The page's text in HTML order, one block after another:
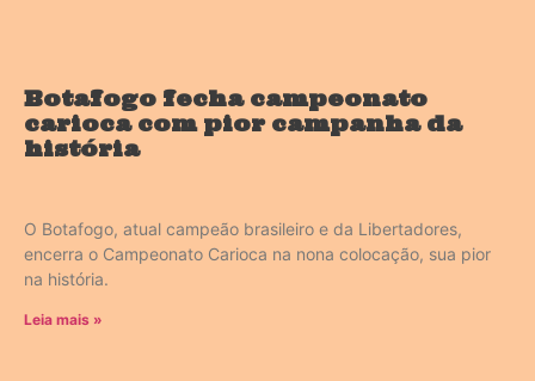
Botafogo fecha campeonato
carioca com pior campanha da
história
O Botafogo, atual campeão brasileiro e da Libertadores,
encerra o Campeonato Carioca na nona colocação, sua pior
na história.
Leia mais »